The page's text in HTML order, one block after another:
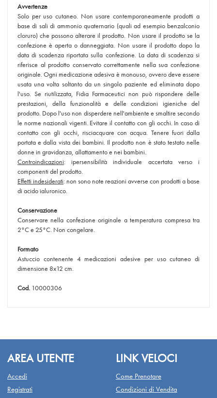
Avvertenze
Solo per uso cutaneo. Non usare contemporaneamente prodotti a
base di sali di ammonio quaternario (quali ad esempio benzalconio
cloruro) che possono alterare il prodotto. Non usare il prodotto se la
confezione è aperta o danneggiata. Non usare il prodotto dopo la
data di scadenza riportata sulla confezione. La data di scadenza si
riferisce al prodotto conservato correttamente nella sua confezione
originale. Ogni medicazione adesiva è monouso, ovvero deve essere
usata una volta soltanto da un singolo paziente ed eliminata dopo
l'uso. Se riutilizzata, Fidia Farmaceutici non può rispondere delle
prestazioni, della funzionalità e delle condizioni igieniche del
prodotto. Dopo l'uso non disperdere nell'ambiente e smaltire secondo
le norme nazionali vigenti. Evitare il contatto con gli occhi. In caso di
contatto con gli occhi, risciacquare con acqua. Tenere fuori dalla
portata e dalla vista dei bambini. Il prodotto non è stato testato nelle
donne in gravidanza, allattamento e nei bambini.
Controindicazioni: ipersensibilità individuale accertata verso i
componenti del prodotto.
Effetti indesiderati: non sono note reazioni avverse con prodotti a base
di acido ialuronico.
Conservazione
Conservare nella confezione originale a temperatura compresa tra
2°C e 25°C. Non congelare.
Formato
Astuccio contenente 4 medicazioni adesive per uso cutaneo di
dimensione 8x12 cm.
Cod. 10000306
AREA UTENTE
Accedi
Registrati
LINK VELOCI
Come Prenotare
Condizioni di Vendita